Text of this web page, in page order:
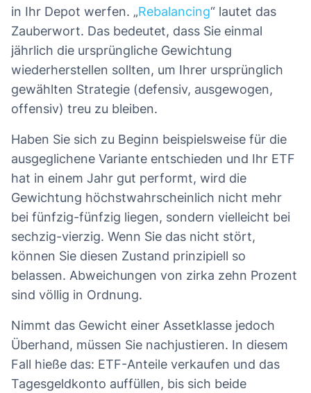
in Ihr Depot werfen. „Rebalancing“ lautet das
Zauberwort. Das bedeutet, dass Sie einmal
jährlich die ursprüngliche Gewichtung
wiederherstellen sollten, um Ihrer ursprünglich
gewählten Strategie (defensiv, ausgewogen,
offensiv) treu zu bleiben.
Haben Sie sich zu Beginn beispielsweise für die
ausgeglichene Variante entschieden und Ihr ETF
hat in einem Jahr gut performt, wird die
Gewichtung höchstwahrscheinlich nicht mehr
bei fünfzig-fünfzig liegen, sondern vielleicht bei
sechzig-vierzig. Wenn Sie das nicht stört,
können Sie diesen Zustand prinzipiell so
belassen. Abweichungen von zirka zehn Prozent
sind völlig in Ordnung.
Nimmt das Gewicht einer Assetklasse jedoch
Überhand, müssen Sie nachjustieren. In diesem
Fall hieße das: ETF-Anteile verkaufen und das
Tagesgeldkonto auffüllen, bis sich beide